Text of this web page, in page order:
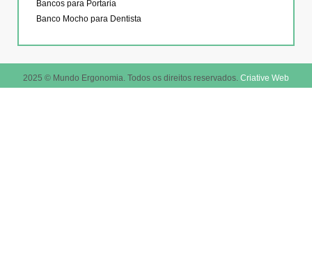
Bancos para Portaria
Banco Mocho para Dentista
2025 © Mundo Ergonomia. Todos os direitos reservados. Criative Web